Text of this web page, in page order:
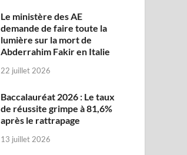
Le ministère des AE
demande de faire toute la
lumière sur la mort de
Abderrahim Fakir en Italie
22 juillet 2026
Baccalauréat 2026 : Le taux
de réussite grimpe à 81,6%
après le rattrapage
13 juillet 2026